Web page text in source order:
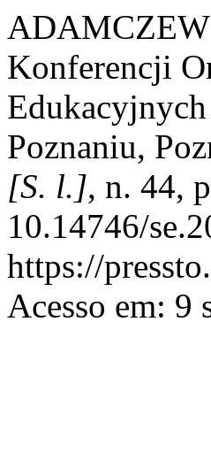
Konferencji
Poznaniu,
[S. l.], n. 44,
10.14746/
https://
Acesso em: 9